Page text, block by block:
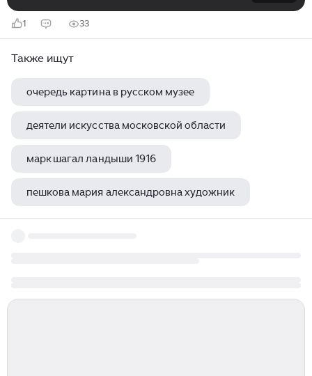
1 33
Также ищут
очередь картина в русском музее
деятели искусства московской области
марк шагал ландыши 1916
пешкова мария александровна художник